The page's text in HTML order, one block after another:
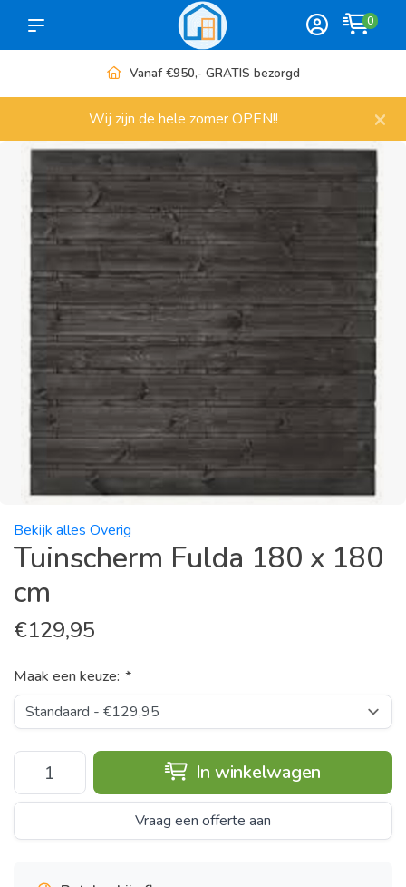
0
Meer dan 1000 artikelen
Wij zijn de hele zomer OPEN!! ×
Bekijk alles Overig
Tuinscherm Fulda 180 x 180
cm
€129,95
Maak een keuze: *
In winkelwagen
Vraag een offerte aan